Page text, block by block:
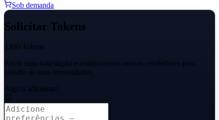
Sob demanda
Solicitar Tokens
1300 Tokens
Envie uma solicitação e notificaremos nossos vendedores para
atender às suas necessidades.
Algo a adicionar?